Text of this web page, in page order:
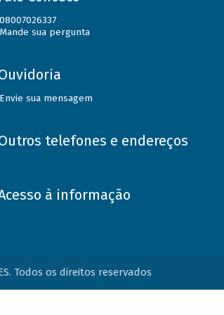
08007026337
Mande sua pergunta
Envie sua mensagem
telefones e endereços
à informação
Todos os direitos reservados